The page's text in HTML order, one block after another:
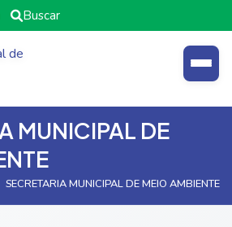
Buscar
MUNICIPAL DE
SECRETARIA MUNICIPAL DE MEIO AMBIENTE